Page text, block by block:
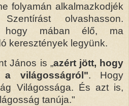
folyamán alkalmazkodjék
olvashasson.
hogy mában élő, ma
keresztények legyünk.
János is „azért jött, hogy
világosságról". Hogy
Világossága. És azt is,
tanúja."